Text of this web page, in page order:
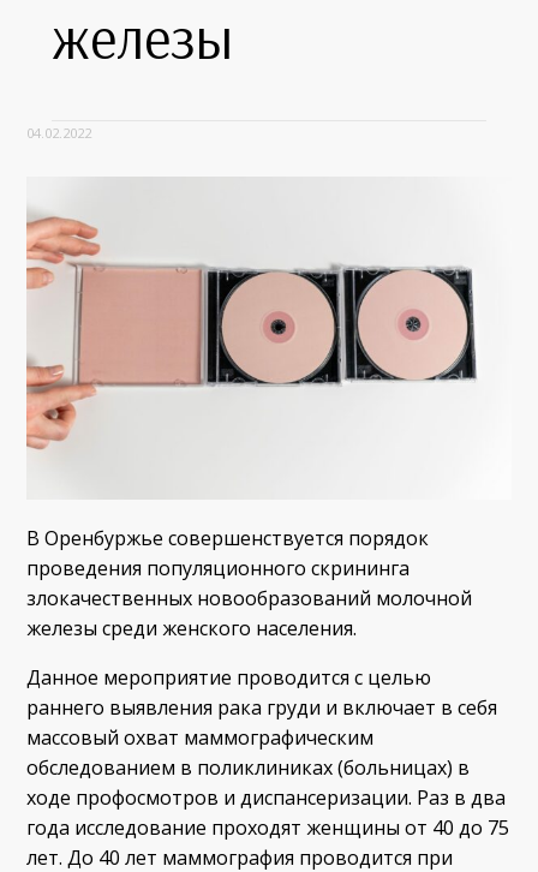
железы
04.02.2022
В Оренбуржье совершенствуется порядок
проведения популяционного скрининга
злокачественных новообразований молочной
железы среди женского населения.
Данное мероприятие проводится с целью
раннего выявления рака груди и включает в себя
массовый охват маммографическим
обследованием в поликлиниках (больницах) в
ходе профосмотров и диспансеризации. Раз в два
года исследование проходят женщины от 40 до 75
лет. До 40 лет маммография проводится при